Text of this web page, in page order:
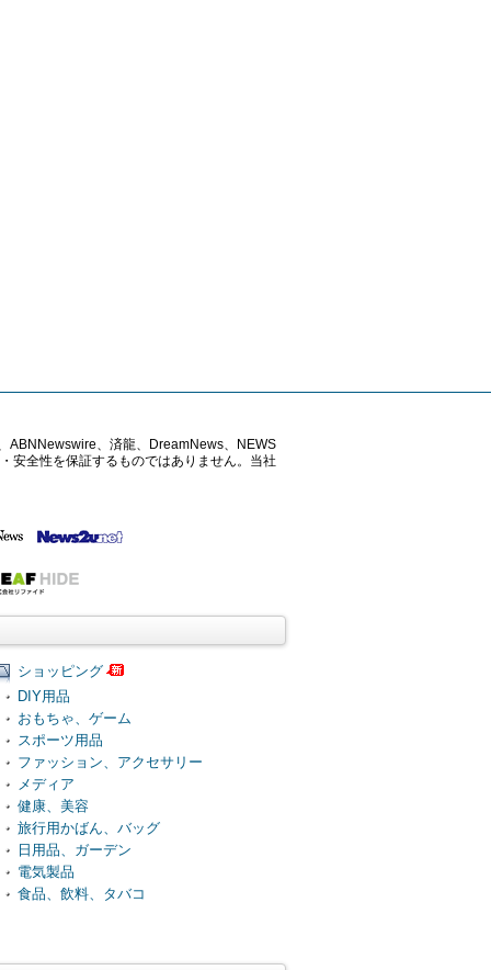
ABNNewswire、済龍、DreamNews、NEWS
安全性を保証するものではありません。当社
ショッピング
DIY用品
おもちゃ、ゲーム
スポーツ用品
ファッション、アクセサリー
メディア
健康、美容
旅行用かばん、バッグ
日用品、ガーデン
電気製品
食品、飲料、タバコ